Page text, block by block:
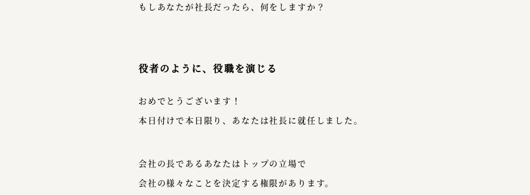
もしあなたが社長だったら、何をしますか？
役者のように、役職を演じる
おめでとうございます！
本日付けで本日限り、あなたは社長に就任しました。
会社の長であるあなたはトップの立場で
会社の様々なことを決定する権限があります。